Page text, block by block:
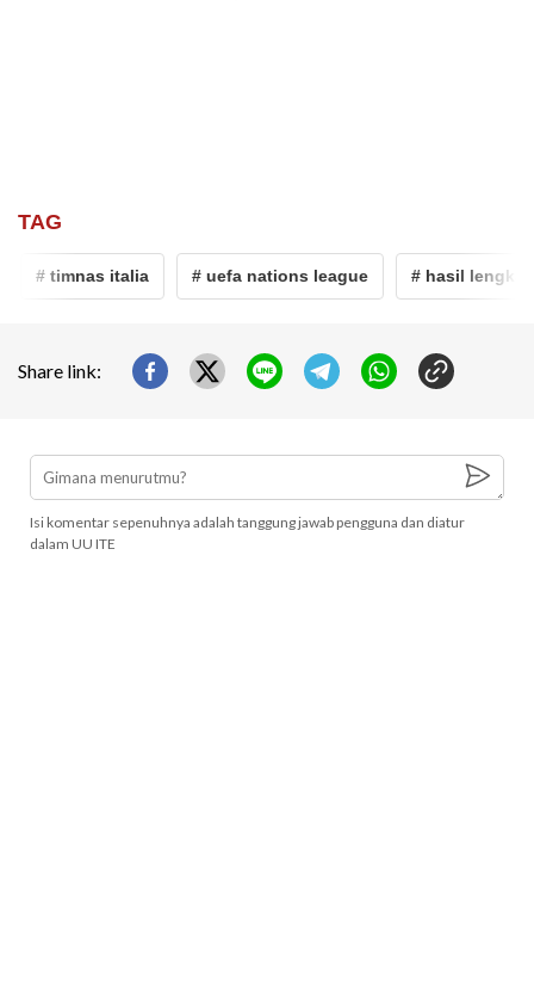
TAG
# timnas italia # uefa nations league # hasil lengkap
Share link:
Isi komentar sepenuhnya adalah tanggung jawab pengguna dan diatur
dalam UU ITE